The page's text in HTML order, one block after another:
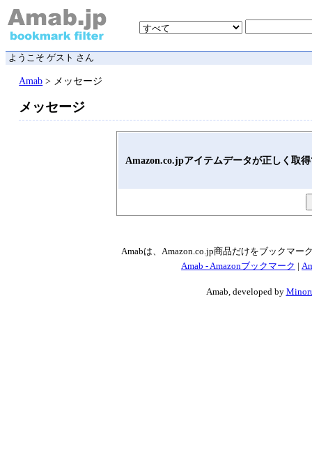
ようこそ ゲスト さん
Amab > メッセージ
メッセージ
Amazon.co.jpアイテムデータが正しく取
Amabは、Amazon.co.jp商品だけをブックマー
Amab - Amazonブックマーク
Amab, developed by